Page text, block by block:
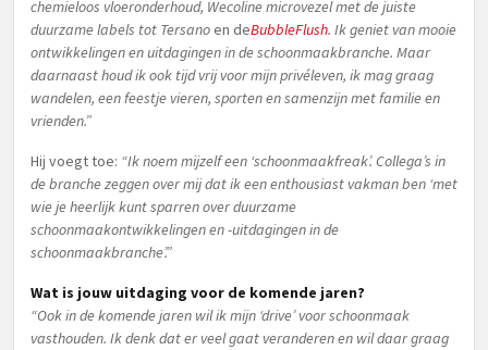
chemieloos vloeronderhoud, Wecoline microvezel met de juiste
duurzame labels tot Tersanoen deBubbleFlush. Ik geniet van mooie
ontwikkelingen en uitdagingen in de schoonmaakbranche. Maar
daarnaast houd ik ook tijd vrij voor mijn privéleven, ik mag graag
wandelen, een feestje vieren, sporten en samenzijn met familie en
vrienden.”
Hij voegt toe: “Ik noem mijzelf een ‘schoonmaakfreak’. Collega’s in
de branche zeggen over mij dat ik een enthousiast vakman ben ‘met
wie je heerlijk kunt sparren over duurzame
schoonmaakontwikkelingen en -uitdagingen in de
schoonmaakbranche’.”
Wat is jouw uitdaging voor de komende jaren?
“Ook in de komende jaren wil ik mijn ‘drive’ voor schoonmaak
vasthouden. Ik denk dat er veel gaat veranderen en wil daar graag